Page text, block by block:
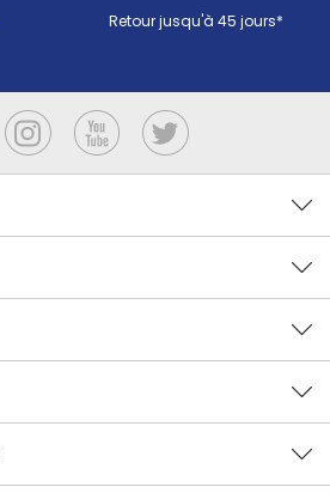
Retour jusqu'à 45 jours*